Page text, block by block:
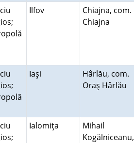
Ilfov
Chiajna, com.
Chiajna
Iaşi
Hârlău, com.
Oraş Hârlău
Ialomiţa
Mihail
Kogălniceanu,